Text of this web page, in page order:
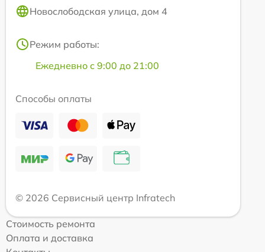
Новослободская улица, дом 4
Режим работы:
Ежедневно с 9:00 до 21:00
Способы оплаты
© 2026 Сервисный центр Infratech
Стоимость ремонта
Оплата и доставка